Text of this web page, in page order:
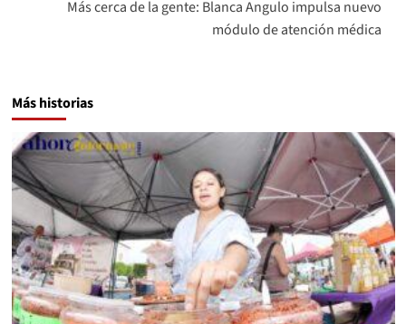
Más cerca de la gente: Blanca Angulo impulsa nuevo
módulo de atención médica
Más historias